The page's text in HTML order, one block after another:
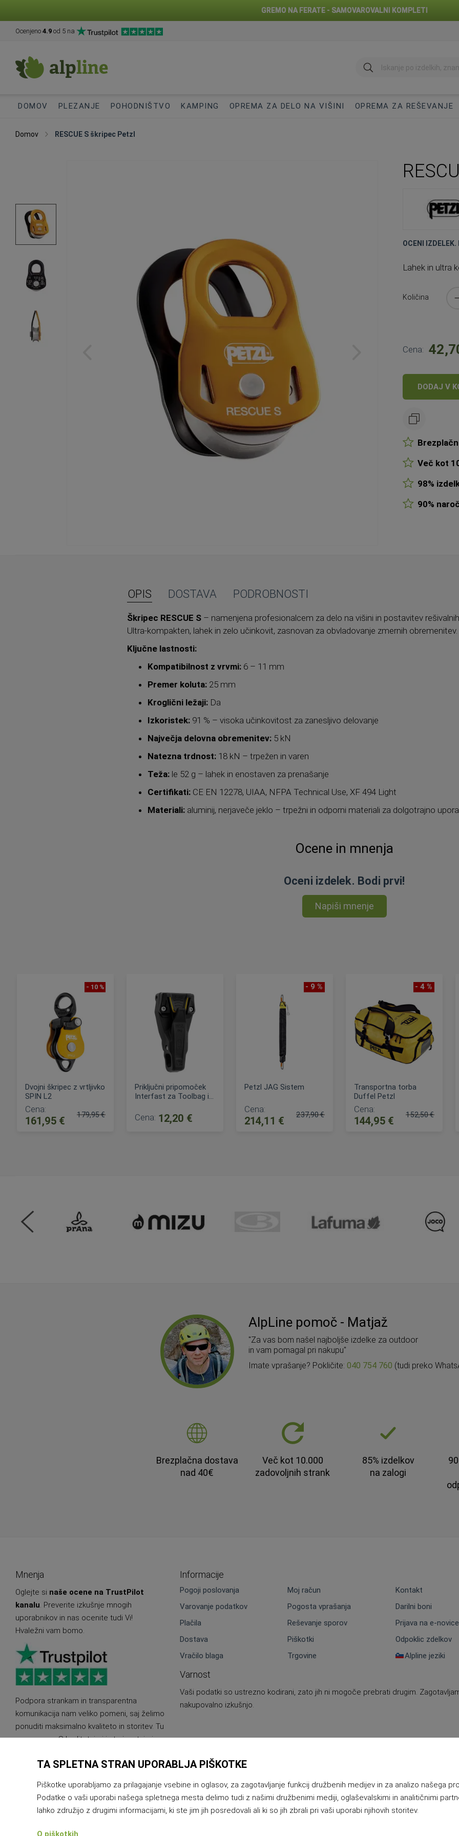
GREMO NA FERATE - SAMOVAROVALNI KOMPLETI
Ocenjeno 4.9 od 5 na
Iskanje
DOMOV PLEZANJE POHODNIŠTVO KAMPING OPREMA ZA DELO NA VIŠINI OPREMA ZA REŠEVANJE
Domov RESCUE S škripec Petzl
slik
OCENI IZDELEK.
Lahek in ultra
Količina
Cena:
DODAJ V
Več kot
98%
90%
OPIS
Škripec RESCUE S – namenjena profesionalcem za delo na višini in postavitev
Ultra-kompakten, lahek in zelo učinkovit, zasnovan za obvladovanje zmernih obremenitev.
Ključne lastnosti:
Kompatibilnost z vrvmi: 6 – 11 mm
Premer koluta: 25 mm
Kroglični ležaji: Da
Izkoristek: 91 % – visoka učinkovitost za zanesljivo delovanje
Največja delovna obremenitev: 5 kN
Natezna trdnost: 18 kN – trpežen in varen
Teža: le 52 g – lahek in enostaven za prenašanje
Certifikati: CE EN 12278, UIAA, NFPA Technical Use, XF 494 Light
Materiali: aluminij, nerjaveče jeklo – trpežni in odporni materiali za dolgotrajno
DOSTAVA PODROBNOSTI
Ocene in mnenja
Oceni izdelek. Bodi prvi!
Napiši mnenje
- 10 %
Dvojni škripec z vrtljivko
SPIN L2
Cena:
161,95 €
179,95 €
Priključni pripomoček
Interfast za Toolbag in
Cena: 12,20 €
- 9 %
Petzl JAG Sistem
Cena:
214,11 €
237,90 €
- 4 %
Transportna torba
Duffel Petzl
Cena:
144,95 €
152,50 €
AlpLine pomoč - Matjaž
"Za vas bom našel najboljše izdelke za outdoor
in vam pomagal pri nakupu"
Imate vprašanje? Pokličite:040 754 760 (tudi preko
Brezplačna dostava
nad 40€
Več kot 10.000
zadovoljnih strank
85% izdelkov
na zalogi
Mnenja
Oglejte si naše ocene na TrustPilot
kanalu. Preverite izkušnje mnogih
uporabnikov in nas ocenite tudi Vi!
Hvaležni vam bomo.
Podpora strankam in transparentna
komunikacija nam veliko pomeni, saj želimo
ponuditi maksimalno kvaliteto in storitev. Tu
smo za vas. S kvalitetnimi in trajnostnimi
Informacije
Pogoji poslovanja
Varovanje podatkov
Plačila
Dostava
Vračilo blaga
Moj račun
Pogosta vprašanja
Reševanje sporov
Piškotki
Trgovine
Kontakt
Darilni boni
Prijava na e-novice
Odpoklic zdelkov
Alpline jeziki
Varnost
Vaši podatki so ustrezno kodirani, zato jih ni mogoče prebrati drugim.
nakupovalno izkušnjo.
TA SPLETNA STRAN UPORABLJA PIŠKOTKE
Piškotke uporabljamo za prilagajanje vsebine in oglasov, za zagotavljanje funkcij družbenih medijev in za analizo našega
Podatke o vaši uporabi našega spletnega mesta delimo tudi z našimi družbenimi mediji, oglaševalskimi in analitičnimi
lahko združijo z drugimi informacijami, ki ste jim jih posredovali ali ki so jih zbrali pri vaši uporabi njihovih storitev.
O piškotkih